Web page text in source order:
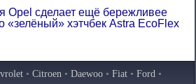
Opel сделает ещё бережливее
«зелёный» хэтчбек Astra EcoFlex
• Citroen • Daewoo • Fiat • Ford •